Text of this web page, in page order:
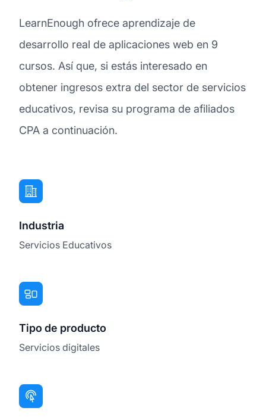
LearnEnough ofrece aprendizaje de
desarrollo real de aplicaciones web en 9
cursos. Así que, si estás interesado en
obtener ingresos extra del sector de servicios
educativos, revisa su programa de afiliados
CPA a continuación.
Industria
Servicios Educativos
Tipo de producto
Servicios digitales